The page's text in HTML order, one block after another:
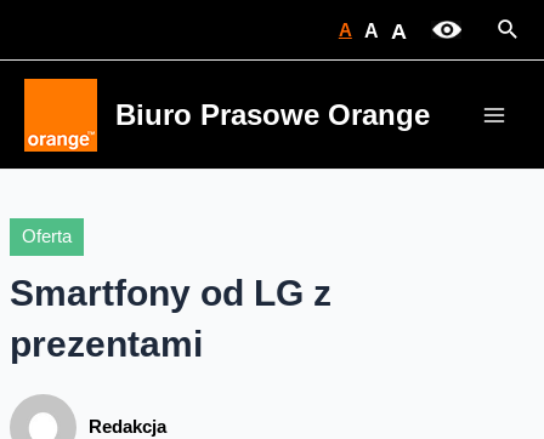
A A A
Biuro Prasowe Orange
Oferta
Smartfony od LG z
prezentami
Redakcja